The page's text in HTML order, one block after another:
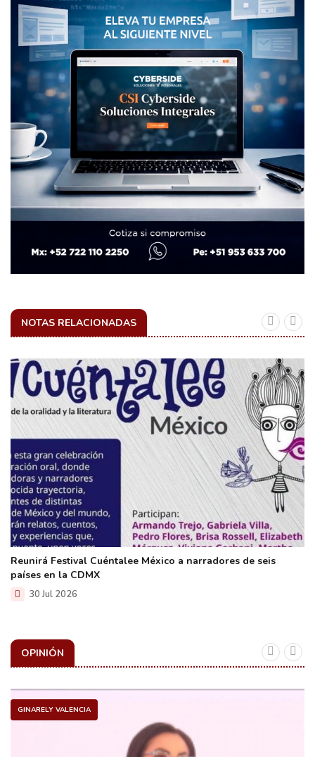
NOTAS RELACIONADAS
Reunirá Festival Cuéntalee México a narradores de seis
países en la CDMX
30 Jul 2026
OPINIÓN
GINARELY VALENCIA